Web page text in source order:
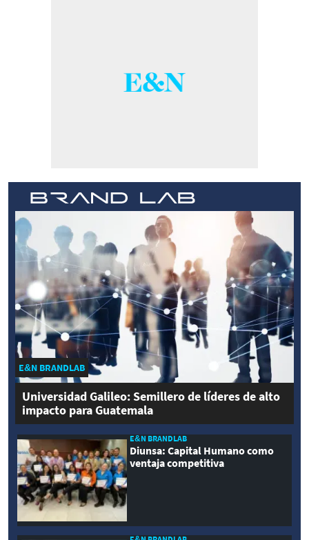
E&N BRANDLAB
Universidad Galileo: Semillero de líderes de alto
impacto para Guatemala
E&N BRANDLAB
Diunsa: Capital Humano como
ventaja competitiva